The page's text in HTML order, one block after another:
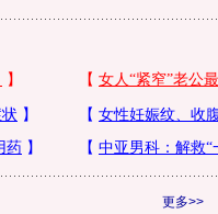
更多>>